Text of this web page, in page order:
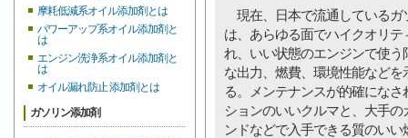
摩耗低減系オイル添加剤とは
パワーアップ系オイル添加剤と
は
エンジン洗浄系オイル添加剤と
は
オイル漏れ防止 添加剤とは
ガソリン添加剤
現在、日本で流通しているガ
は、あらゆる面でハイクオリテ
れ、いい状態のエンジンで使う
な出力、燃費、環境性能などを
る。メンテナンスが的確になさ
ションのいいクルマと、大手の
ンドなどで入手できる質のいい